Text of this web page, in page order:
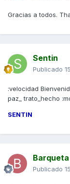
Gracias a todos.
Sentin
Publicado
:velocidad
paz_ trato_hecho
SENTIN
Barqueta
Publicado